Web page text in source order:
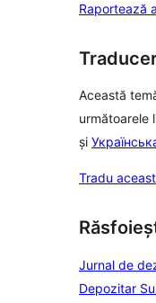
Raportează
Această
următoarele
și
Tradu
Jurnal de
Depozitar